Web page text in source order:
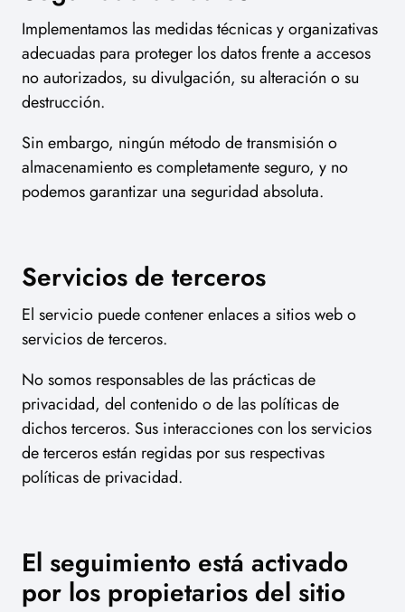
Implementamos las medidas técnicas y organizativas
adecuadas para proteger los datos frente a accesos
no autorizados, su divulgación, su alteración o su
destrucción.
Sin embargo, ningún método de transmisión o
almacenamiento es completamente seguro, y no
podemos garantizar una seguridad absoluta.
Servicios de terceros
El servicio puede contener enlaces a sitios web o
servicios de terceros.
No somos responsables de las prácticas de
privacidad, del contenido o de las políticas de
dichos terceros. Sus interacciones con los servicios
de terceros están regidas por sus respectivas
políticas de privacidad.
El seguimiento está activado
por los propietarios del sitio